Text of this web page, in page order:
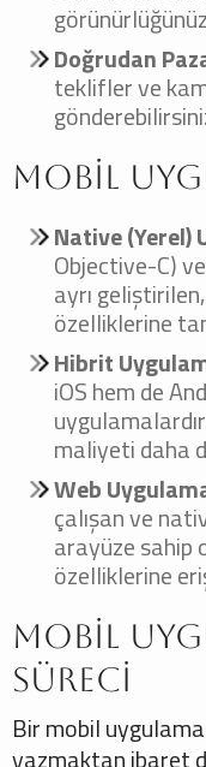
Doğrudan
teklifler ve
Mobil
Native (Yerel)
Objective-C)
ayrı
özelliklerine
Hibrit
iOS hem de
maliyeti daha
Web
çalışan ve
arayüze sahip
özelliklerine
Mobil
Süreci
Bir mobil
yazmaktan ibaret